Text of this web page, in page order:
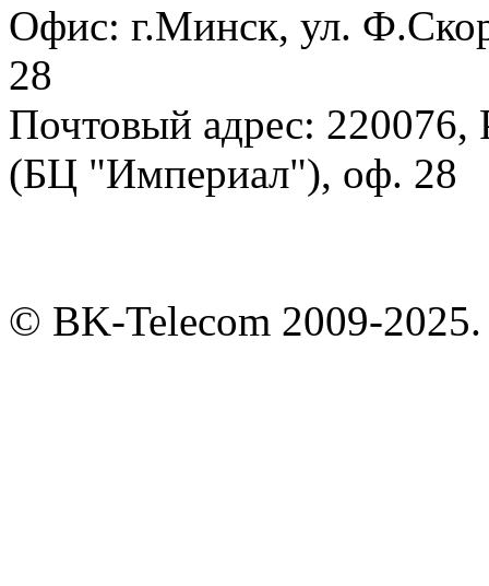
Офис: г.Минск, ул.
28
Почтовый адрес: 220076,
(БЦ "Империал"), оф. 28
© BK-Telecom 2009-2025.